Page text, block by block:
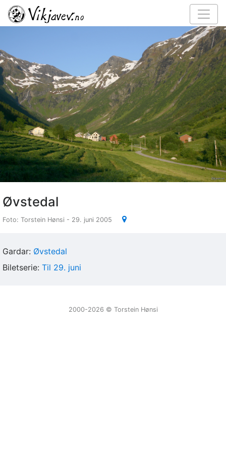
Øvstedal
Foto: Torstein Hønsi - 29. juni 2005
Gardar: Øvstedal
Biletserie: Til 29. juni
2000-2026 ©️ Torstein Hønsi